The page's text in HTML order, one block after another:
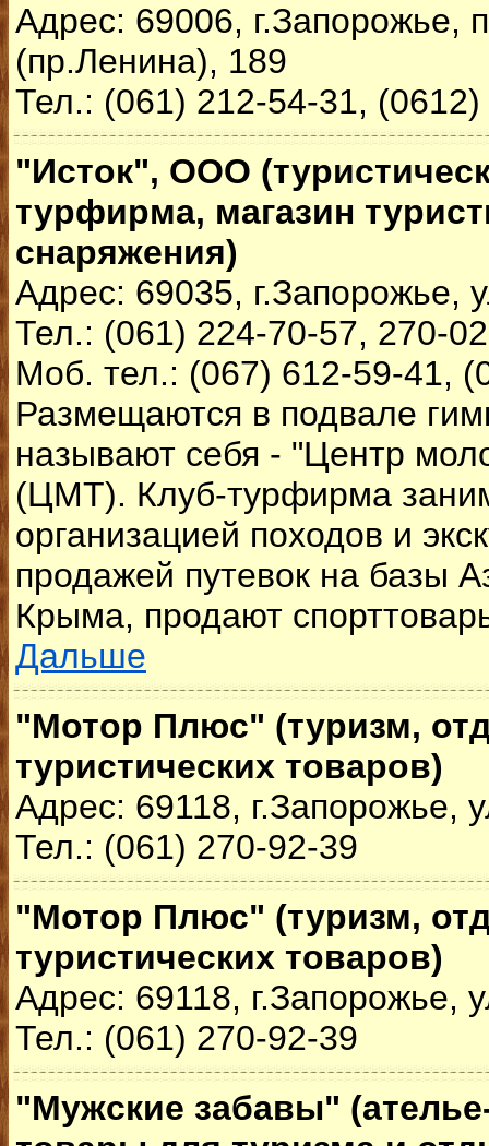
Адрес: 69006, г.Запорожье,
(пр.Ленина), 189
Тел.: (061) 212-54-31,
"Исток", ООО
турфирма, магазин
снаряжения)
Адрес: 69035, г.Запорожье,
Тел.: (061) 224-70-57, 270-
Моб. тел.: (067) 612-59-41,
Размещаются в подвале
называют себя - "Центр
(ЦМТ). Клуб-турфирма
организацией походов и
продажей путевок на базы
Крыма, продают
Дальше
"Мотор Плюс" (туризм,
туристических товаров)
Адрес: 69118, г.Запорожье,
Тел.: (061) 270-92-39
"Мотор Плюс" (туризм,
туристических товаров)
Адрес: 69118, г.Запорожье,
Тел.: (061) 270-92-39
"Мужские забавы"